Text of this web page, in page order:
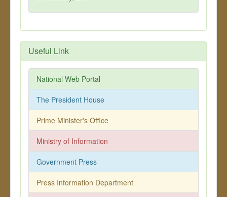
Useful Link
National Web Portal
The President House
Prime Minister's Office
Ministry of Information
Government Press
Press Information Department